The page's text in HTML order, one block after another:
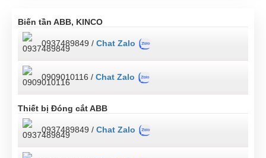
Biến tần ABB, KINCO
0937489849 / Chat Zalo
0909010116 / Chat Zalo
Thiết bị Đóng cắt ABB
0937489849 / Chat Zalo